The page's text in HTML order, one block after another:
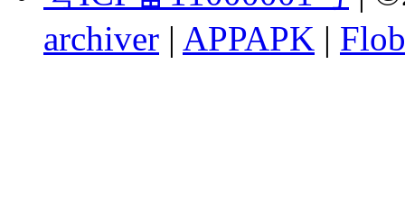
archiver | APPAPK |